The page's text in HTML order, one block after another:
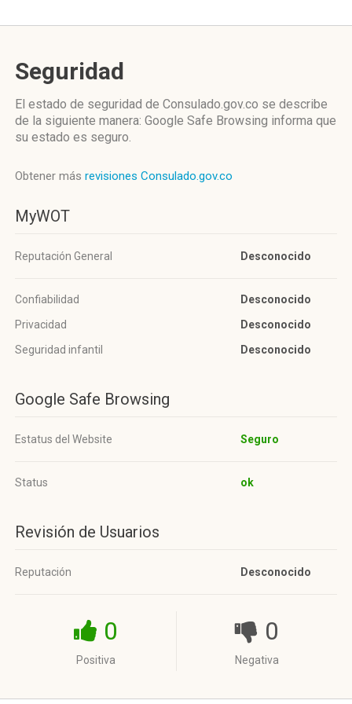
Seguridad
El estado de seguridad de Consulado.gov.co se describe
de la siguiente manera: Google Safe Browsing informa que
su estado es seguro.
Obtener más revisiones Consulado.gov.co
MyWOT
Reputación General Desconocido
Confiabilidad
Desconocido
Privacidad
Desconocido
Seguridad infantil
Desconocido
Google Safe Browsing
Estatus del Website Seguro
Status ok
Revisión de Usuarios
Reputación Desconocido
0
Positiva
0
Negativa